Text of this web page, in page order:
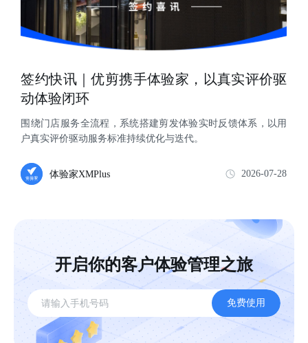
签约快讯｜优剪携手体验家，以真实评价驱
动体验闭环
围绕门店服务全流程，系统搭建剪发体验实时反馈体系，以用
户真实评价驱动服务标准持续优化与迭代。
体验家XMPlus 2026-07-28
开启你的客户体验管理之旅
免费使用